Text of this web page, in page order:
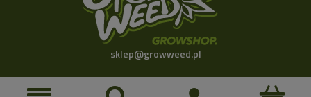
sklep@growweed.pl